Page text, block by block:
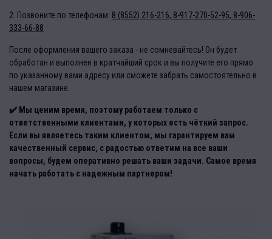
2. Позвоните по телефонам: 8 (8552) 216-216, 8-917-270-52-95, 8-906-
333-66-88
После оформления вашего заказа - не сомневайтесь! Он будет
обработан и выполнен в кратчайший срок и вы получите его прямо
по указанному вами адресу или сможете забрать самостоятельно в
нашем магазине.
✔️ Мы ценим время, поэтому работаем только с
ответственными клиентами, у которых есть чёткий запрос.
Если вы являетесь таким клиентом, мы гарантируем вам
качественный сервис, с радостью ответим на все ваши
вопросы, будем оперативно решать ваши задачи. Самое время
начать работать с надежным партнером!